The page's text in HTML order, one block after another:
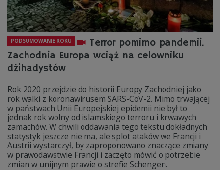
PODSUMOWANIE ROKU
Terror pomimo pandemii.
Zachodnia Europa wciąż na celowniku
dżihadystów
Rok 2020 przejdzie do historii Europy Zachodniej jako
rok walki z koronawirusem SARS-CoV-2. Mimo trwającej
w państwach Unii Europejskiej epidemii nie był to
jednak rok wolny od islamskiego terroru i krwawych
zamachów. W chwili oddawania tego tekstu dokładnych
statystyk jeszcze nie ma, ale splot ataków we Francji i
Austrii wystarczył, by zaproponowano znaczące zmiany
w prawodawstwie Francji i zaczęto mówić o potrzebie
zmian w unijnym prawie o strefie Schengen.